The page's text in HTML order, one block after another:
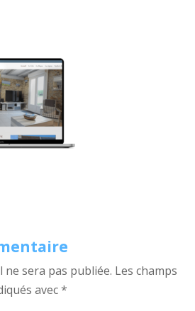
ne sera pas publiée. Les champs
avec*